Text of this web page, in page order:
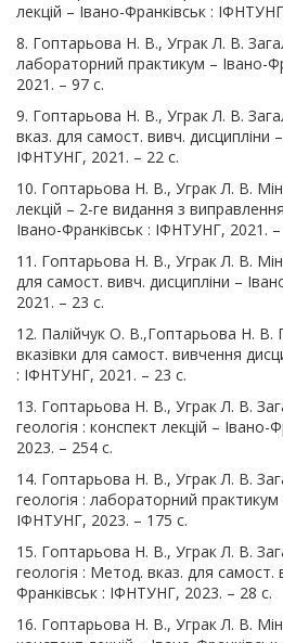
лекцій – Івано-Франківськ :
8. Гоптарьова Н. В., Уграк Л. В.
лабораторний практикум – Івано-
2021. – 97 с.
9. Гоптарьова Н. В., Уграк Л. В.
вказ. для самост. вивч. дисципліни
ІФНТУНГ, 2021. – 22 с.
10. Гоптарьова Н. В., Уграк Л. В.
лекцій – 2-ге видання з
Івано-Франківськ : ІФНТУНГ, 2021.
11. Гоптарьова Н. В., Уграк Л. В.
для самост. вивч. дисципліни –
2021. – 23 с.
12. Палійчук О. В.,Гоптарьова Н. В.
вказівки для самост. вивчення
: ІФНТУНГ, 2021. – 23 с.
13. Гоптарьова Н. В., Уграк Л. В.
геологія : конспект лекцій –
2023. – 254 с.
14. Гоптарьова Н. В., Уграк Л. В.
геологія : лабораторний практикум
ІФНТУНГ, 2023. – 175 с.
15. Гоптарьова Н. В., Уграк Л. В.
геологія : Метод. вказ. для самост.
Франківськ : ІФНТУНГ, 2023. – 28 с.
16. Гоптарьова Н. В., Уграк Л. В.